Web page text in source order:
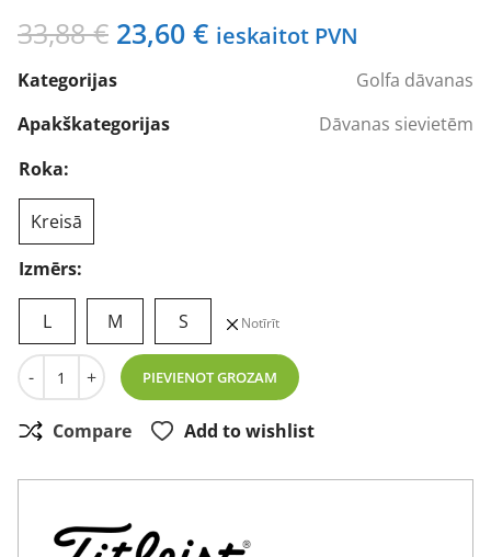
33,88€ Original
was:
33,88 €.
23,60 €Current
ieskaitot PVN
Kategorijas
Golfa dāvanas
Apakškategorijas
Dāvanas sievietēm
Roka:
Kreisā
Izmērs:
L M S Notīrīt
-
Titleist Perma Soft Ladies Glove dāmu golfa cimdi
+ PIEVIENOT GROZAM
Compare Add to wishlist